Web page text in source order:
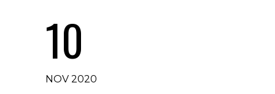
10
NOV 2020